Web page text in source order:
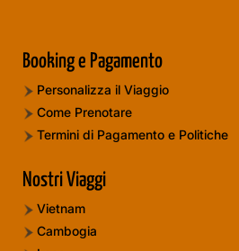
Booking e Pagamento
Personalizza il Viaggio
Come Prenotare
Termini di Pagamento e Politiche
Nostri Viaggi
Vietnam
Cambogia